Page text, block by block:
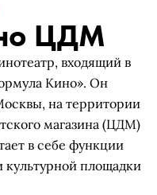
ЦДМ
входящий в
Кино». Он
на территории
магазина (ЦДМ)
в себе функции
культурной площадки